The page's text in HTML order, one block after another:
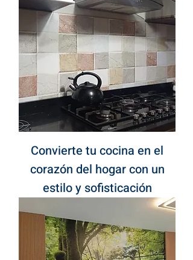
Convierte tu cocina en el
corazón del hogar con un
estilo y sofisticación